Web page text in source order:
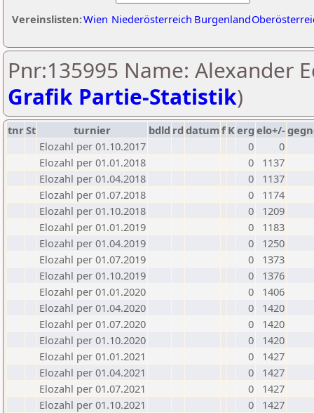
Vereinslisten:Wien Niederösterreich Burgenland
Pnr:135995 Name: Alexander
Grafik Partie-Statistik)
tnrSt turnier bdld rd datumf Kerg elo+/-
Elozahl per 01.10.2017
0
0
Elozahl per 01.01.2018
0
1137
Elozahl per 01.04.2018
0
1137
Elozahl per 01.07.2018
0
1174
Elozahl per 01.10.2018
0
1209
Elozahl per 01.01.2019
0
1183
Elozahl per 01.04.2019
0
1250
Elozahl per 01.07.2019
0
1373
Elozahl per 01.10.2019
0
1376
Elozahl per 01.01.2020
0
1406
Elozahl per 01.04.2020
0
1420
Elozahl per 01.07.2020
0
1420
Elozahl per 01.10.2020
0
1420
Elozahl per 01.01.2021
0
1427
Elozahl per 01.04.2021
0
1427
Elozahl per 01.07.2021
0
1427
Elozahl per 01.10.2021
0
1427